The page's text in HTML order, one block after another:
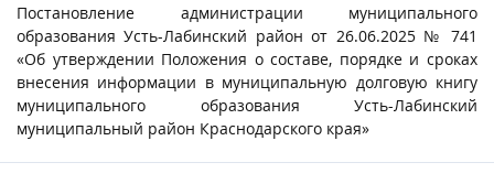
Постановление администрации муниципального
образования Усть-Лабинский район от 26.06.2025 № 741
«Об утверждении Положения о составе, порядке и сроках
внесения информации в муниципальную долговую книгу
муниципального образования Усть-Лабинский
муниципальный район Краснодарского края»